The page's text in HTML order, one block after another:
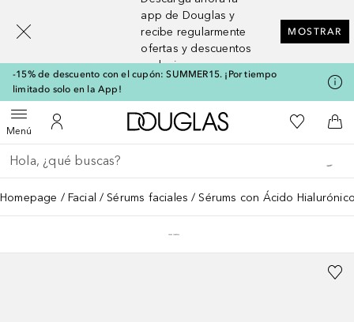
app de Douglas y
recibe regularmente
ofertas y descuentos
exclusivos
MOSTRAR
-15% de descuento con el cupón: SUMMER15. ¡Por tiempo
limitado solo en la App!
MenúAbrir menúMi cuenta
A Douglas HomeMi lista de
A
Regresar
Ejecutar búsqueda
Homepage Facial Sérums faciales Sérums con Ácido
[navigation.slideout.screenreader]